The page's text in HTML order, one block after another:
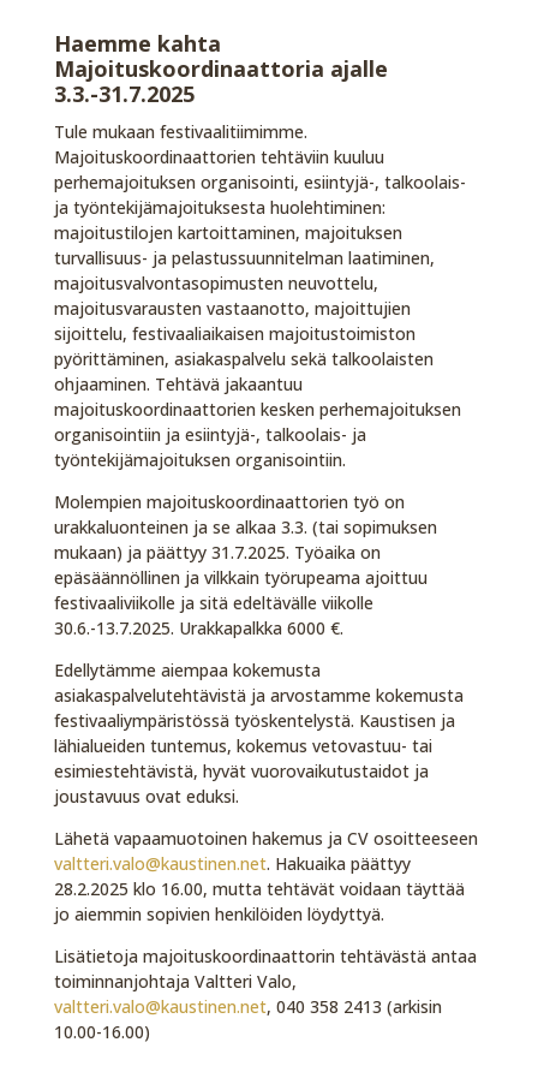
Haemme kahta
Majoituskoordinaattoria ajalle
3.3.-31.7.2025
Tule mukaan festivaalitiimimme.
Majoituskoordinaattorien tehtäviin kuuluu
perhemajoituksen organisointi, esiintyjä-, talkoolais-
ja työntekijämajoituksesta huolehtiminen:
majoitustilojen kartoittaminen, majoituksen
turvallisuus- ja pelastussuunnitelman laatiminen,
majoitusvalvontasopimusten neuvottelu,
majoitusvarausten vastaanotto, majoittujien
sijoittelu, festivaaliaikaisen majoitustoimiston
pyörittäminen, asiakaspalvelu sekä talkoolaisten
ohjaaminen. Tehtävä jakaantuu
majoituskoordinaattorien kesken perhemajoituksen
organisointiin ja esiintyjä-, talkoolais- ja
työntekijämajoituksen organisointiin.
Molempien majoituskoordinaattorien työ on
urakkaluonteinen ja se alkaa 3.3. (tai sopimuksen
mukaan) ja päättyy 31.7.2025. Työaika on
epäsäännöllinen ja vilkkain työrupeama ajoittuu
festivaaliviikolle ja sitä edeltävälle viikolle
30.6.-13.7.2025. Urakkapalkka 6000 €.
Edellytämme aiempaa kokemusta
asiakaspalvelutehtävistä ja arvostamme kokemusta
festivaaliympäristössä työskentelystä. Kaustisen ja
lähialueiden tuntemus, kokemus vetovastuu- tai
esimiestehtävistä, hyvät vuorovaikutustaidot ja
joustavuus ovat eduksi.
Lähetä vapaamuotoinen hakemus ja CV osoitteeseen
valtteri.valo@kaustinen.net. Hakuaika päättyy
28.2.2025 klo 16.00, mutta tehtävät voidaan täyttää
jo aiemmin sopivien henkilöiden löydyttyä.
Lisätietoja majoituskoordinaattorin tehtävästä antaa
toiminnanjohtaja Valtteri Valo,
valtteri.valo@kaustinen.net, 040 358 2413 (arkisin
10.00-16.00)